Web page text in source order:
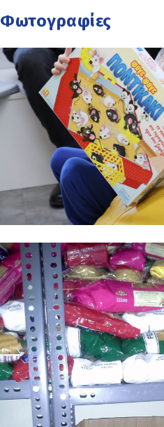
Φωτογραφίες